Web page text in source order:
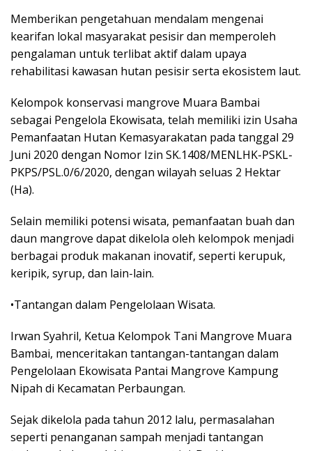
Memberikan pengetahuan mendalam mengenai
kearifan lokal masyarakat pesisir dan memperoleh
pengalaman untuk terlibat aktif dalam upaya
rehabilitasi kawasan hutan pesisir serta ekosistem laut.
Kelompok konservasi mangrove Muara Bambai
sebagai Pengelola Ekowisata, telah memiliki izin Usaha
Pemanfaatan Hutan Kemasyarakatan pada tanggal 29
Juni 2020 dengan Nomor Izin SK.1408/MENLHK-PSKL-
PKPS/PSL.0/6/2020, dengan wilayah seluas 2 Hektar
(Ha).
Selain memiliki potensi wisata, pemanfaatan buah dan
daun mangrove dapat dikelola oleh kelompok menjadi
berbagai produk makanan inovatif, seperti kerupuk,
keripik, syrup, dan lain-lain.
•Tantangan dalam Pengelolaan Wisata.
Irwan Syahril, Ketua Kelompok Tani Mangrove Muara
Bambai, menceritakan tantangan-tantangan dalam
Pengelolaan Ekowisata Pantai Mangrove Kampung
Nipah di Kecamatan Perbaungan.
Sejak dikelola pada tahun 2012 lalu, permasalahan
seperti penanganan sampah menjadi tantangan